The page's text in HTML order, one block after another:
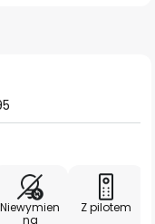
Niewymien
na
Z pilotem